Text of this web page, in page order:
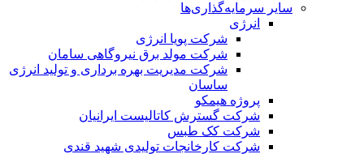
سایر سرمایه‌گذاری‌ها
انرژی
شرکت پویا انرژی
شرکت مولد برق نیروگاهی سامان
شرکت مدیریت بهره برداری و تولید انرژی
ساسان
پروژه هیمکو
شرکت گسترش کاتالیست ایرانیان
شرکت کک طبس
شرکت کارخانجات تولیدی شهید قندی